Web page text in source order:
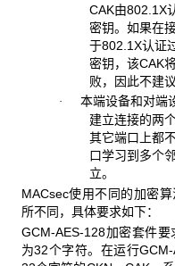
CAK由802.1X
密钥。如果在
于802.1X认证
密钥，该CAK
败，因此不建
· 本端设备和对端
建立连接的两
其它端口上都
口学习到多个
立。
MACsec使用不同的加密
所不同，具体要求如下：
GCM-AES-128加密套件
为32个字符。在运行